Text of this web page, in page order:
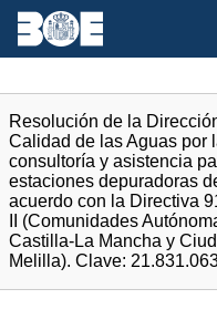
Resolución de la
Calidad de las Aguas por
consultoría y asistencia
estaciones depuradoras
acuerdo con la Directiva
II (Comunidades
Castilla-La Mancha y
Melilla). Clave: